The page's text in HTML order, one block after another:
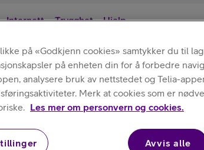
Internett Trygghet Hjelp
Deksler
på «Godkjenn cookies» samtykker du til
på enheten din for å forbedre
analysere bruk av nettstedet og Telia-
Merk at cookies som er
Les mer om personvern og cookies.
Avvis alle